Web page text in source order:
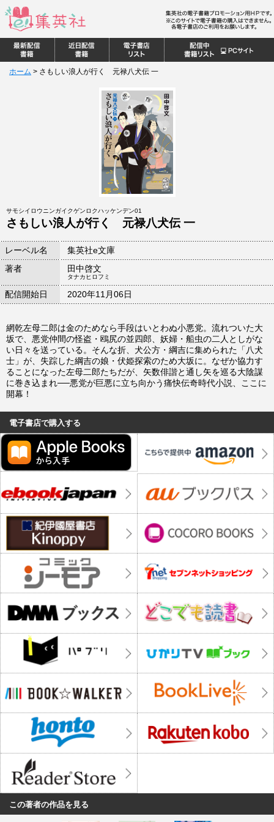
ホーム > さもしい浪人が行く 元禄八犬伝 一
サモシイロウニンガイクゲンロクハッケンデン01
さもしい浪人が行く 元禄八犬伝 一
レーベル名
集英社e文庫
著者
田中啓文
タナカヒロフミ
配信開始日 2020年11月06日
網乾左母二郎は金のためなら手段はいとわぬ小悪党。流れついた大
坂で、悪党仲間の怪盗・鴎尻の並四郎、妖婦・船虫の二人としがな
い日々を送っている。そんな折、犬公方・綱吉に集められた「八犬
士」が、失踪した綱吉の娘・伏姫探索のため大坂に。なぜか協力す
ることになった左母二郎たちだが、矢数俳諧と通し矢を巡る大陰謀
に巻き込まれ──悪党が巨悪に立ち向かう痛快伝奇時代小説、ここに
開幕！
電子書店で購入する
この著者の作品を見る